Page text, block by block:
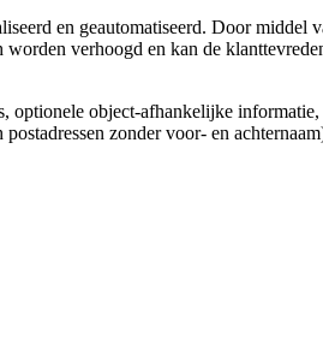
en geautomatiseerd. Door middel
verhoogd en kan de
optionele object-afhankelijke
zonder voor- en